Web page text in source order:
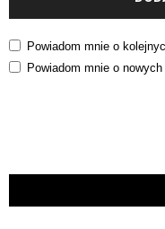
Powiadom mnie o
Powiadom mnie o nowych